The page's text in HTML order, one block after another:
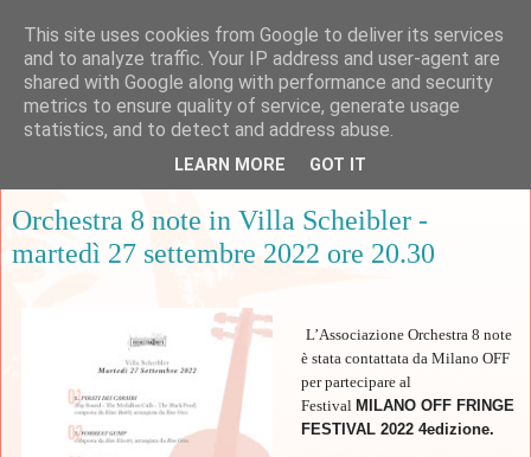
domenica 25 settembre 2022
Orchestra 8 note in Villa Scheibler -
martedì 27 settembre 2022 ore 20.30
L’Associazione Orchestra 8 note
è stata contattata da Milano OFF
per partecipare al
Festival MILANO OFF FRINGE
FESTIVAL 2022 4edizione.
This site uses cookies from Google to deliver its services
and to analyze traffic. Your IP address and user-agent are
shared with Google along with performance and security
metrics to ensure quality of service, generate usage
statistics, and to detect and address abuse.
LEARN MORE GOT IT